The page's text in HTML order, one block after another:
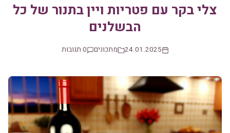
צלי בקר עם פטריות ויין בתנור של כל
הבשלנים
24.01.2025 מתכונים 0 תגובות